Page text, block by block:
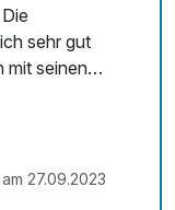
sehr gut
mit seinen
Speisen waren
27.09.2023